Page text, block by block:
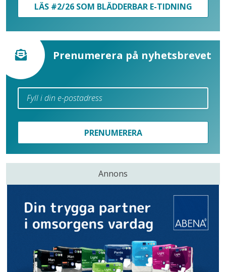
LÄS #2/26 SOM BLÄDDERBAR E-TIDNING
Prenumerera på nyhetsbrevet
PRENUMERERA
Annons